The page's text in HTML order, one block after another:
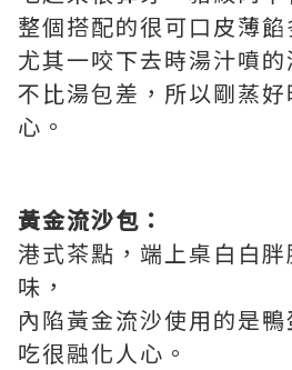
整個搭配的很可口皮薄餡
尤其一咬下去時湯汁噴的
不比湯包差，所以剛蒸
心。
黃金流沙包：
港式茶點，端上桌白白
味，
內陷黃金流沙使用的是
吃很融化人心。